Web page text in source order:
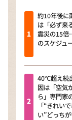
約10年後に
は「必ず来
震災の15倍
のスケジュ
40℃超え続
因は「空気
ら」専門家
「“きれい
い”どっちが